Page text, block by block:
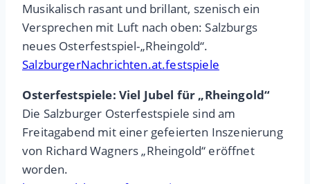
Musikalisch rasant und brillant, szenisch ein
Versprechen mit Luft nach oben: Salzburgs
neues Osterfestspiel-„Rheingold“.
SalzburgerNachrichten.at.festspiele
Osterfestspiele: Viel Jubel für „Rheingold“
Die Salzburger Osterfestspiele sind am
Freitagabend mit einer gefeierten Inszenierung
von Richard Wagners „Rheingold“ eröffnet
worden.